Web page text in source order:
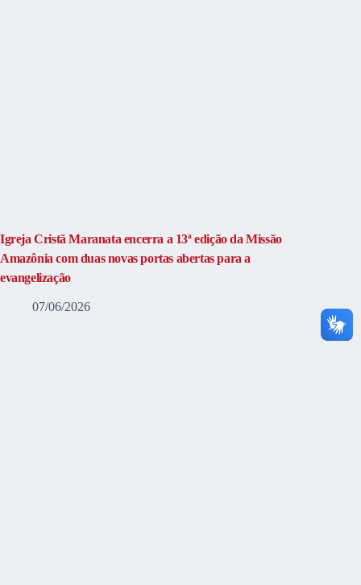
Igreja Cristã Maranata encerra a 13ª edição da Missão
Amazônia com duas novas portas abertas para a
evangelização
07/06/2026